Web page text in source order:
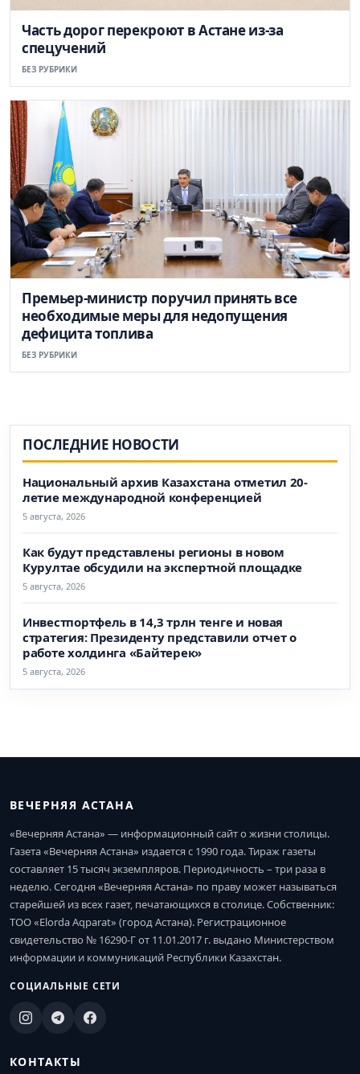
Часть дорог перекроют в Астане из-за
спецучений
БЕЗ РУБРИКИ
Премьер-министр поручил принять все
необходимые меры для недопущения
дефицита топлива
БЕЗ РУБРИКИ
ПОСЛЕДНИЕ НОВОСТИ
Национальный архив Казахстана отметил 20-
летие международной конференцией
5 августа, 2026
Как будут представлены регионы в новом
Курултае обсудили на экспертной площадке
5 августа, 2026
Инвестпортфель в 14,3 трлн тенге и новая
стратегия: Президенту представили отчет о
работе холдинга «Байтерек»
5 августа, 2026
ВЕЧЕРНЯЯ АСТАНА
«Вечерняя Астана» — информационный сайт о жизни столицы.
Газета «Вечерняя Астана» издается с 1990 года. Тираж газеты
составляет 15 тысяч экземпляров. Периодичность – три раза в
неделю. Сегодня «Вечерняя Астана» по праву может называться
старейшей из всех газет, печатающихся в столице. Собственник:
ТОО «Elorda Aqparat» (город Астана). Регистрационное
свидетельство № 16290-Г от 11.01.2017 г. выдано Министерством
информации и коммуникаций Республики Казахстан.
СОЦИАЛЬНЫЕ СЕТИ
КОНТАКТЫ